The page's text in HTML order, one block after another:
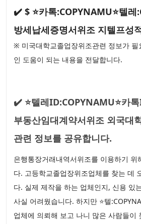
✔️ $ ⭐카톡:COPYNAMU⭐텔레
방세납세증명서위조 지텔프성
※ 미국대학교졸업장위조관련 정보가 필
인 도움이 되는 내용을 전달합니다.
✔️ ⭐텔레ID:COPYNAMU⭐카
부동산임대계약서위조 외국대
관련 정보를 공유합니다.
은행통장거래내역서위조를 이용하기 위
다. 고등학교졸업장위조업체를 찾는 데
다. 실제 제작을 하는 업체인지, 신용 있
사실 어려웠습니다. 하지만 ⭐텔
업체에 의뢰해 보고 나니 많은 사람들이